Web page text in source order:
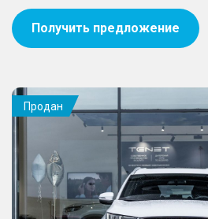
Получить предложение
Продан